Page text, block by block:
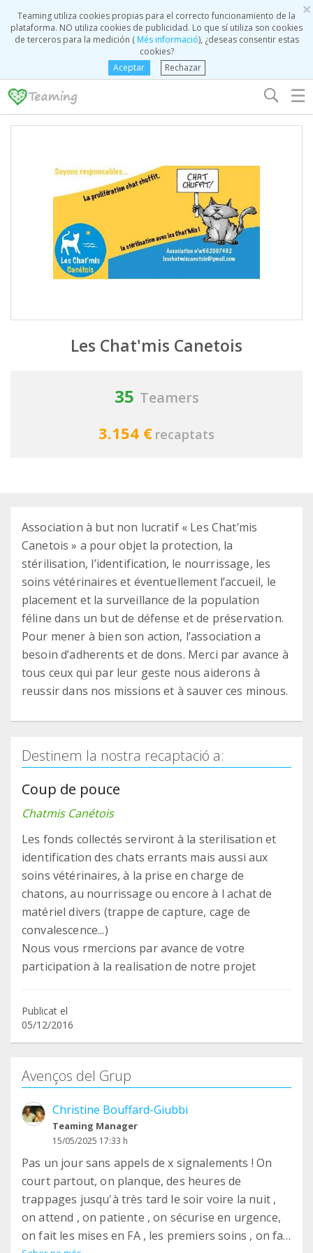
×
Teaming utiliza cookies propias para el correcto funcionamiento de la
plataforma. NO utiliza cookies de publicidad. Lo que sí utiliza son cookies
de terceros para la medición (Més informació), ¿deseas consentir estas
cookies?
Aceptar
Rechazar
☰
Les Chat'mis Canetois
35 Teamers
3.154 € recaptats
Association à but non lucratif « Les Chat’mis
Canetois » a pour objet la protection, la
stérilisation, l’identification, le nourrissage, les
soins vétérinaires et éventuellement l’accueil, le
placement et la surveillance de la population
féline dans un but de défense et de préservation.
Pour mener à bien son action, l’association a
besoin d’adherents et de dons. Merci par avance à
tous ceux qui par leur geste nous aiderons à
reussir dans nos missions et à sauver ces minous.
Destinem la nostra recaptació a:
Coup de pouce
Chatmis Canétois
Les fonds collectés serviront à la sterilisation et
identification des chats errants mais aussi aux
soins vétérinaires, à la prise en charge de
chatons, au nourrissage ou encore à l achat de
matériel divers (trappe de capture, cage de
convalescence...)
Nous vous rmercions par avance de votre
participation à la realisation de notre projet
Publicat el
05/12/2016
Avenços del Grup
Christine Bouffard-Giubbi
Teaming Manager
15/05/2025 17:33 h
Pas un jour sans appels de x signalements ! On
court partout, on planque, des heures de
trappages jusqu'à très tard le soir voire la nuit ,
on attend , on patiente , on sécurise en urgence,
on fait les mises en FA , les premiers soins , on fait